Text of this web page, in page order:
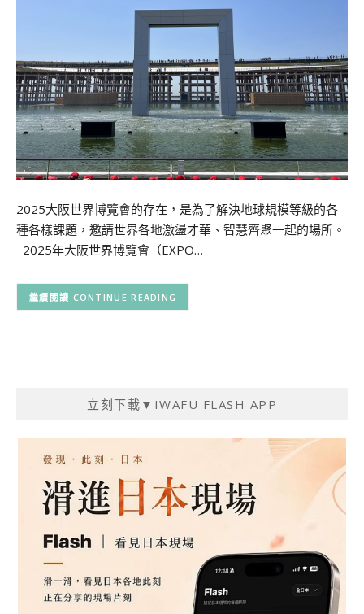
2025大阪世界博覽會的存在，是為了解決地球規模等級的各
種各樣課題，邀請世界各地激盪才華、智慧齊聚一起的場所。
2025年大阪世界博覽會（EXPO…
CONTINUE READING
立刻下載▼IWAFU FLASH APP